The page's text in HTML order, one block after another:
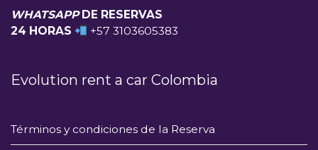
WHATSAPPDE RESERVAS
24 HORAS
+57 3103605383
Evolution rent a car Colombia
Términos y condiciones de la Reserva